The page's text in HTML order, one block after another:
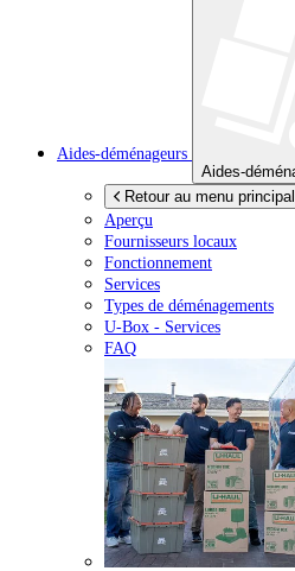
Aides-déménageurs
Aides-
Retour au menu principal
Aperçu
Fournisseurs locaux
Fonctionnement
Services
Types de déménagements
U-Box - Services
FAQ